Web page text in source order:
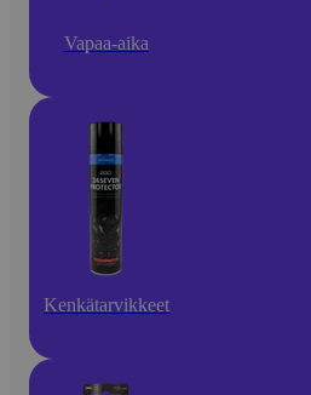
Vapaa-aika
Kenkätarvikkeet